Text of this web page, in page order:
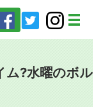
メ
ム?水曜のボル